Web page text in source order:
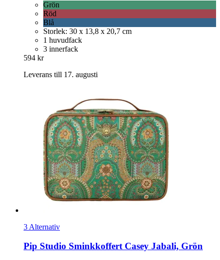
Grön
Röd
Blå
Storlek: 30 x 13,8 x 20,7 cm
1 huvudfack
3 innerfack
594 kr
Leverans till 17. augusti
3 Alternativ
Pip Studio Sminkkoffert Casey Jabali, Grön